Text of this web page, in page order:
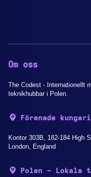
Om oss
The Codest - Internationellt
teknikhubbar i Polen.
Förenade
Kontor 303B, 182-184 High
London, England
Polen - Lokala